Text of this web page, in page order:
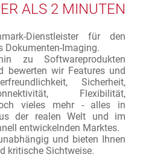
ALS 2 MINUTEN
Dienstleister für den
Dokumenten-Imaging.
zu Softwareprodukten
bewerten wir Features und
Sicherheit,
Flexibilität,
vieles mehr - alles in
der realen Welt und im
entwickelnden Marktes.
und bieten Ihnen
kritische Sichtweise.